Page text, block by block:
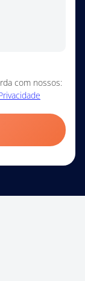
com nossos: